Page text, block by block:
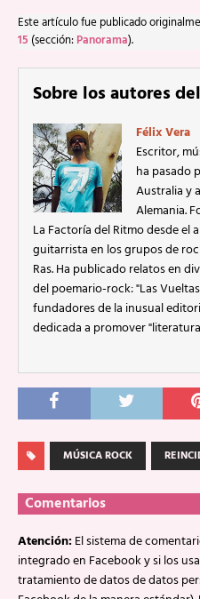
Este artículo fue publicado
15 (sección: Panorama).
Sobre los autores
Félix Vera
Escritor,
ha pasado
Australia y
Alemania.
La Factoría del Ritmo desde el
guitarrista en los grupos de
Ras. Ha publicado relatos en
del poemario-rock: "Las
fundadores de la inusual
dedicada a promover
MÚSICA ROCK
Comentarios
Atención:El sistema de
integrado en Facebook y si los
tratamiento de datos de datos